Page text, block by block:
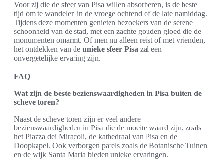
Voor zij die de sfeer van Pisa willen absorberen, is de beste
tijd om te wandelen in de vroege ochtend of de late namiddag.
Tijdens deze momenten genieten bezoekers van de serene
schoonheid van de stad, met een zachte gouden gloed die de
monumenten omarmt. Of men nu alleen reist of met vrienden,
het ontdekken van de unieke sfeer Pisa zal een
onvergetelijke ervaring zijn.
FAQ
Wat zijn de beste bezienswaardigheden in Pisa buiten de
scheve toren?
Naast de scheve toren zijn er veel andere
bezienswaardigheden in Pisa die de moeite waard zijn, zoals
het Piazza dei Miracoli, de kathedraal van Pisa en de
Doopkapel. Ook verborgen parels zoals de Botanische Tuinen
en de wijk Santa Maria bieden unieke ervaringen.